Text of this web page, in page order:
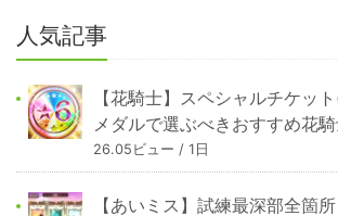
人気記事
【花騎士】スペシャルチケッ
メダルで選ぶべきおすすめ花騎
26.05ビュー / 1日
【あいミス】試練最深部全箇